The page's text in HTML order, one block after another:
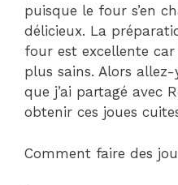
puisque le four s’en
délicieux. La
four est excellente
plus sains. Alors
que j’ai partagé avec
obtenir ces joues
Comment faire des